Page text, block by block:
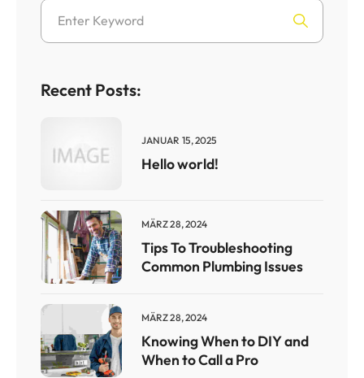
Recent Posts:
JANUAR 15, 2025
Hello world!
MÄRZ 28, 2024
Tips To Troubleshooting
Common Plumbing Issues
MÄRZ 28, 2024
Knowing When to DIY and
When to Call a Pro